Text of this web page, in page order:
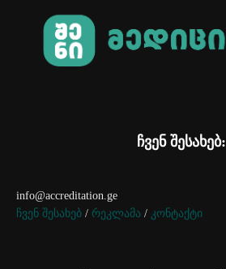
ჩვენ შესახებ:
info@accreditation.ge
ჩვენ შესახებ / რეკლამა / კონტაქტი